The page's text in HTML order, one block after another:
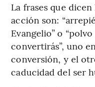
La frases que
acción son:
Evangelio” o
convertirás”, uno
conversión, y el
caducidad del ser